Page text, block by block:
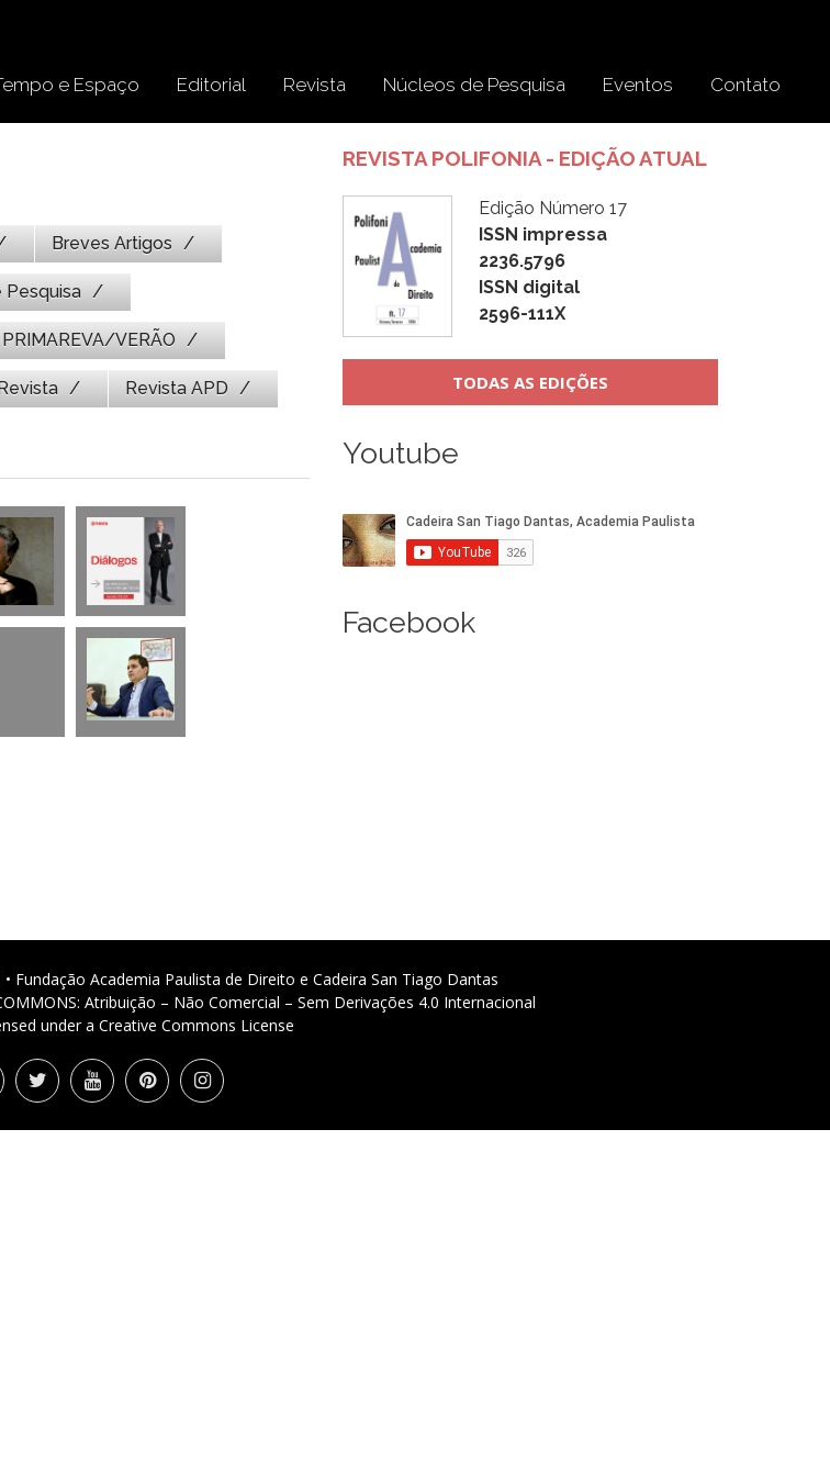
e Espaço Editorial Revista Núcleos de Pesquisa Eventos Contato
Breves Artigos
Pesquisa
VERÃO
Revista APD
REVISTA POLIFONIA - EDIÇÃO ATUAL
Edição Número 17
ISSN impressa
2236.5796
ISSN digital
2596-111X
TODAS AS EDIÇÕES
Youtube
Facebook
Fundação Academia Paulista de Direito e Cadeira San Tiago Dantas
Atribuição – Não Comercial – Sem Derivações 4.0 Internacional
under a Creative Commons License